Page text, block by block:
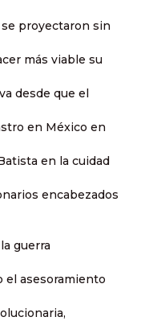
proyectaron sin
más viable su
desde que el
en México en
en la cuidad
encabezados
guerra
el asesoramiento